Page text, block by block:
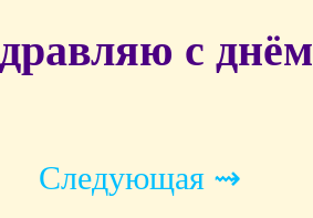
с днём
Следующая ⇝